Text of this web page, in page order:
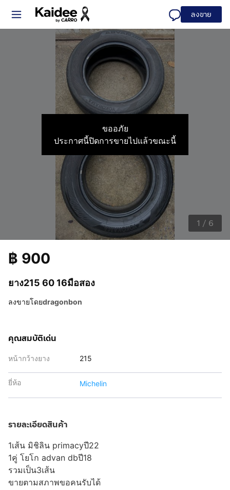
ลงขาย
ขออภัย
ประกาศนี้ปิดการขายไปแล้วขณะนี้
1 / 6
ยาง215 60 16มือสอง
฿ 900
ลงขายโดยdragonbon
คุณสมบัติเด่น
หน้ากว้างยาง 215
ยี่ห้อ Michelin
รายละเอียดสินค้า
1เส้น มิชิลิน primacyปี22
1คู่ โยโก advan dbปี18
รวมเป็น3เส้น
ขายตามสภาพขอคนรับได้